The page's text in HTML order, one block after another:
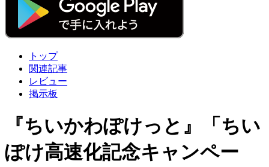
トップ
関連記事
レビュー
掲示板
『ちいかわぽけっと』「ちい
ぽけ高速化記念キャンペー